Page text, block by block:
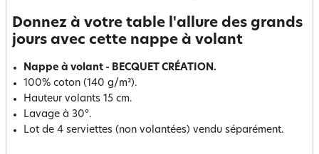
Donnez à votre table l'allure des grands
jours avec cette nappe à volant
Nappe à volant - BECQUET CRÉATION.
100% coton (140 g/m²).
Hauteur volants 15 cm.
Lavage à 30°.
Lot de 4 serviettes (non volantées) vendu séparément.